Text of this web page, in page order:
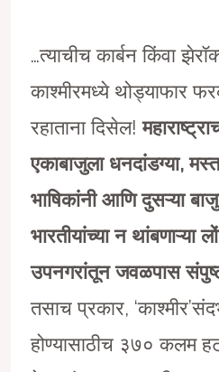
…त्याचीच कार्बन किंवा
काश्मीरमध्ये थोड्याफार
रहाताना दिसेल!
एकाबाजुला धनदांडग्या,
भाषिकांनी आणि दुसऱ्या
भारतीयांच्या न थांबणाऱ्या
उपनगरांतून जवळपास
तसाच प्रकार,
होण्यासाठीच ३७० कलम